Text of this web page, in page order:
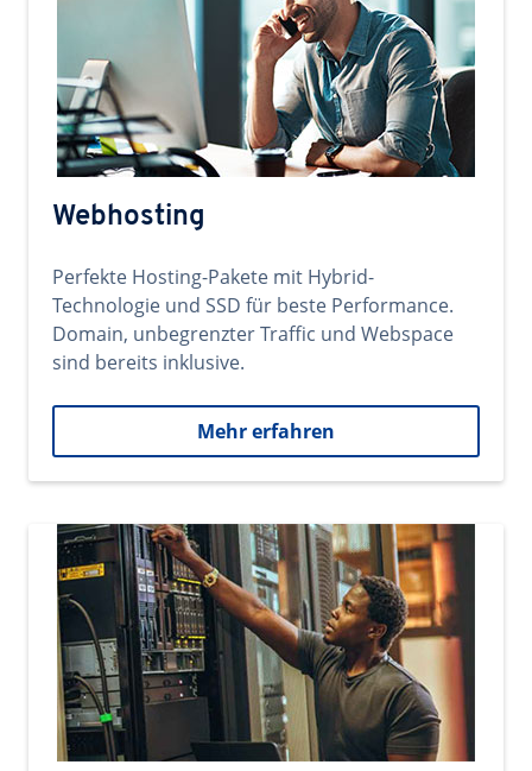
Webhosting
Perfekte Hosting-Pakete mit Hybrid-
Technologie und SSD für beste Performance.
Domain, unbegrenzter Traffic und Webspace
sind bereits inklusive.
Mehr erfahren